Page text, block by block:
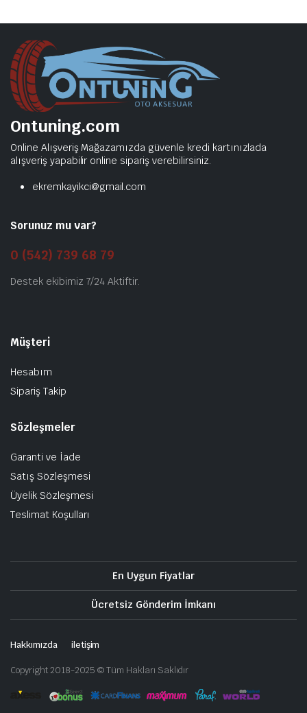
Ontuning.com
Online Alışveriş Mağazamızda güvenle kredi kartınızlada
alışveriş yapabilir online sipariş verebilirsiniz.
ekremkayikci@gmail.com
Sorunuz mu var?
0 (542) 739 68 79
Destek ekibimiz 7/24 Aktiftir.
Müşteri
Hesabım
Sipariş Takip
Sözleşmeler
Garanti ve İade
Satış Sözleşmesi
Üyelik Sözleşmesi
Teslimat Koşulları
En Uygun Fiyatlar
Ücretsiz Gönderim İmkanı
Hakkımızda iletişim
Copyright 2018-2025 © Tüm Hakları Saklıdır